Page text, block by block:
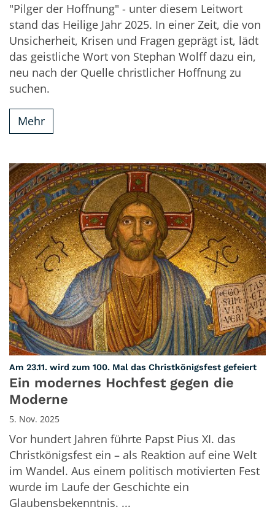
"Pilger der Hoffnung" - unter diesem Leitwort
stand das Heilige Jahr 2025. In einer Zeit, die von
Unsicherheit, Krisen und Fragen geprägt ist, lädt
das geistliche Wort von Stephan Wolff dazu ein,
neu nach der Quelle christlicher Hoffnung zu
suchen.
Mehr
Am 23.11. wird zum 100. Mal das Christkönigsfest gefeiert:
Ein modernes Hochfest gegen die
Moderne
5. Nov. 2025
Vor hundert Jahren führte Papst Pius XI. das
Christkönigsfest ein – als Reaktion auf eine Welt
im Wandel. Aus einem politisch motivierten Fest
wurde im Laufe der Geschichte ein
Glaubensbekenntnis. ...